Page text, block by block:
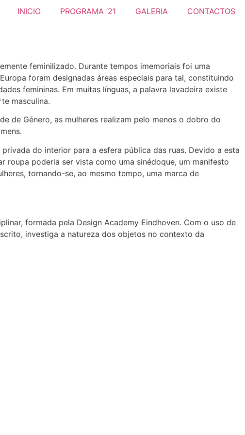
INICIO PROGRAMA ’21 GALERIA CONTACTOS
feminilizado. Durante tempos imemoriais foi uma
foram designadas áreas especiais para tal, constituindo
femininas. Em muitas línguas, a palavra lavadeira existe
masculina.
de Género, as mulheres realizam pelo menos o dobro do
do interior para a esfera pública das ruas. Devido a esta
roupa poderia ser vista como uma sinédoque, um manifesto
tornando-se, ao mesmo tempo, uma marca de
formada pela Design Academy Eindhoven. Com o uso de
investiga a natureza dos objetos no contexto da